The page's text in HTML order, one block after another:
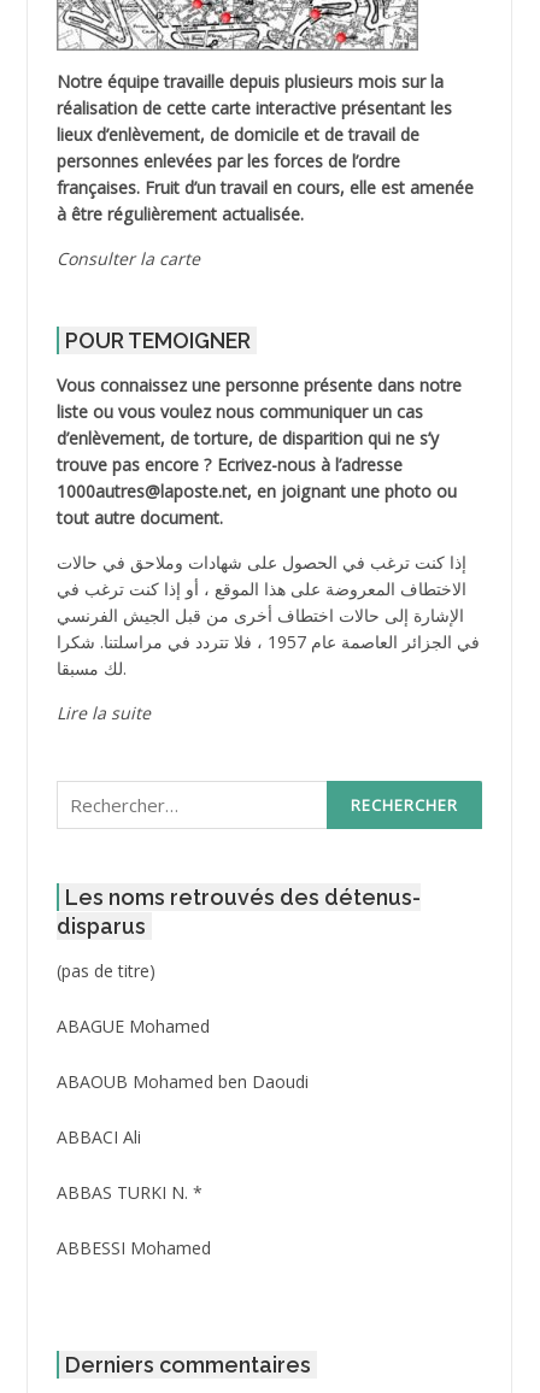
Notre équipe travaille depuis plusieurs mois sur la
réalisation de cette carte interactive présentant les
lieux d’enlèvement, de domicile et de travail de
personnes enlevées par les forces de l’ordre
françaises. Fruit d’un travail en cours, elle est amenée
à être régulièrement actualisée.
Consulter la carte
POUR TEMOIGNER
Vous connaissez une personne présente dans notre
liste ou vous voulez nous communiquer un cas
d’enlèvement, de torture, de disparition qui ne s’y
trouve pas encore ? Ecrivez-nous à l’adresse
1000autres@laposte.net, en joignant une photo ou
tout autre document.
إذا كنت ترغب في الحصول على شهادات وملاحق في حالات
الاختطاف المعروضة على هذا الموقع ، أو إذا كنت ترغب في
الإشارة إلى حالات اختطاف أخرى من قبل الجيش الفرنسي
في الجزائر العاصمة عام 1957 ، فلا تتردد في مراسلتنا. شكرا
لك مسبقا.
Lire la suite
Rechercher :
Les noms retrouvés des détenus-
disparus
(pas de titre)Post
3416
ABAGUE Mohamed
ABAOUB Mohamed ben Daoudi
ABBACI Ali
ABBAS TURKI N. *
ABBESSI Mohamed
ABDAT Amar
Derniers commentaires